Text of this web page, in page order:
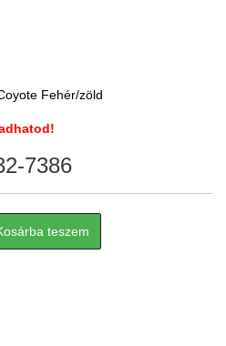
Fehér/zöld
7386
teszem